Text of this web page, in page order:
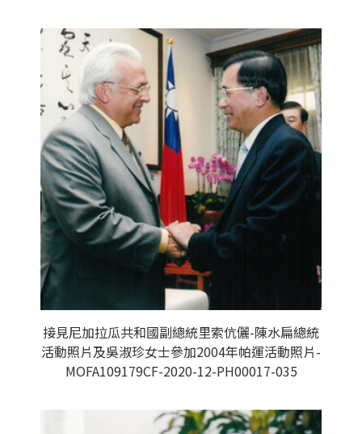
接見尼加拉瓜共和國副總統里索伉儷-陳水扁總統
活動照片及吳淑珍女士參加2004年帕運活動照片-
MOFA109179CF-2020-12-PH00017-035